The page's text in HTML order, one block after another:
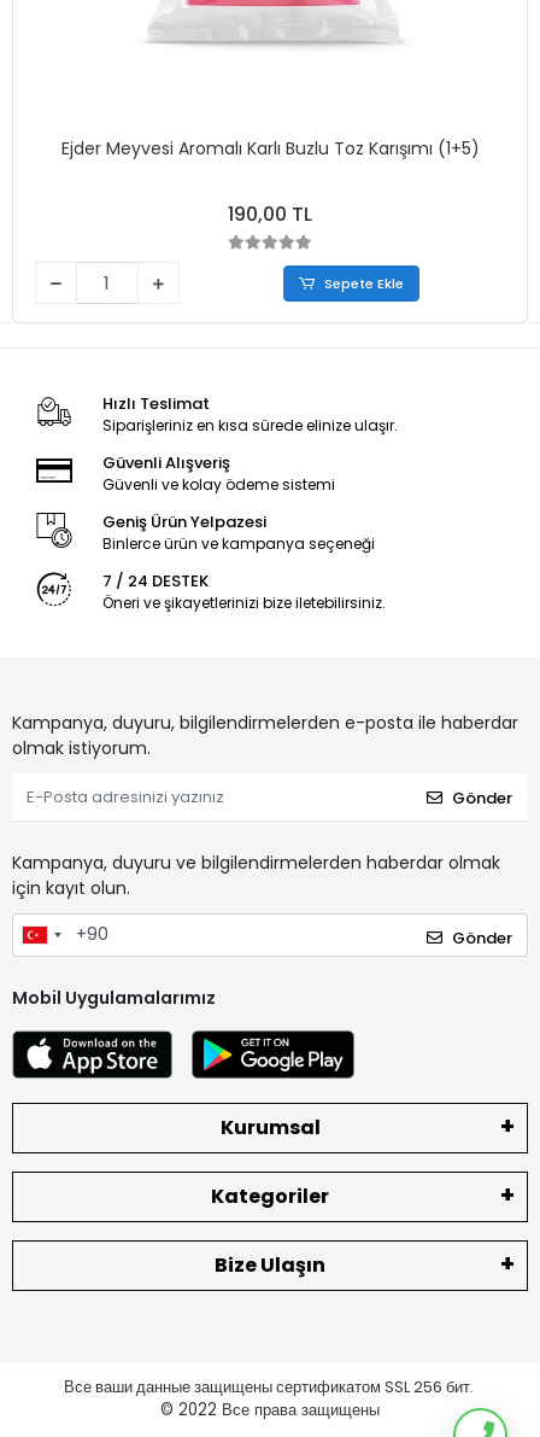
Ejder Meyvesi Aromalı Karlı Buzlu Toz Karışımı (1+5)
190,00 TL
Sepete Ekle
Hızlı Teslimat
Siparişleriniz en kısa sürede elinize ulaşır.
Güvenli Alışveriş
Güvenli ve kolay ödeme sistemi
Geniş Ürün Yelpazesi
Binlerce ürün ve kampanya seçeneği
7 / 24 DESTEK
Öneri ve şikayetlerinizi bize iletebilirsiniz.
Kampanya, duyuru, bilgilendirmelerden e-posta ile haberdar
olmak istiyorum.
Gönder
Kampanya, duyuru ve bilgilendirmelerden haberdar olmak
için kayıt olun.
Gönder
Mobil Uygulamalarımız
Kurumsal
Kategoriler
Bize Ulaşın
Все ваши данные защищены сертификатом SSL 256 бит.
© 2022 Все права защищены